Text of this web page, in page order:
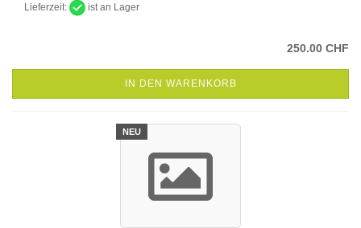
Lieferzeit: ist an Lager
250.00 CHF
IN DEN WARENKORB
NEU